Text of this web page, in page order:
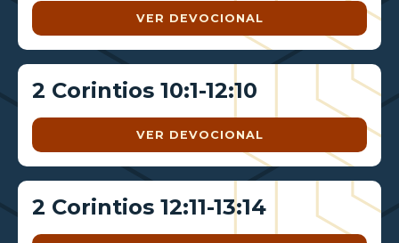
VER DEVOCIONAL
2 Corintios 10:1-12:10
VER DEVOCIONAL
2 Corintios 12:11-13:14